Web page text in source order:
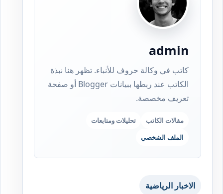
admin
كاتب في وكالة حروف للأنباء. تظهر هنا نبذة
الكاتب عند ربطها ببيانات Blogger أو صفحة
تعريف مخصصة.
مقالات الكاتب
تحليلات ومتابعات
الملف الشخصي
الاخبار الرياضية